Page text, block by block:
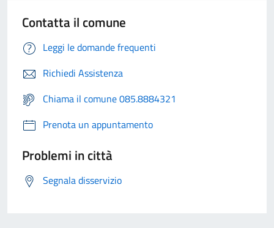
Contatta il comune
Leggi le domande frequenti
Richiedi Assistenza
Chiama il comune 085.8884321
Prenota un appuntamento
Problemi in città
Segnala disservizio